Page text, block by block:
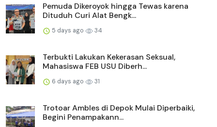
Pemuda Dikeroyok hingga Tewas karena
Dituduh Curi Alat Bengk...
5 days ago 34
Terbukti Lakukan Kekerasan Seksual,
Mahasiswa FEB USU Diberh...
6 days ago 31
Trotoar Ambles di Depok Mulai Diperbaiki,
Begini Penampakann...